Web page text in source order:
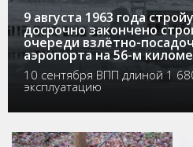
9 августа 1963 года
досрочно закончено
очереди взлётно-
аэропорта на 56-м
10 сентября ВПП длиной 1
эксплуатацию